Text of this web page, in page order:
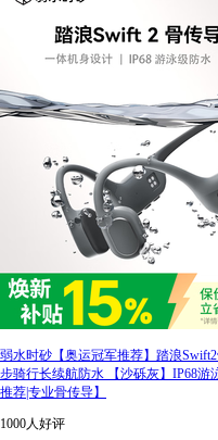
弱水时砂【奥运冠军推荐】踏浪
步骑行长续航防水 【沙砾灰】IP68游
推荐|专业骨传导】
1000人好评